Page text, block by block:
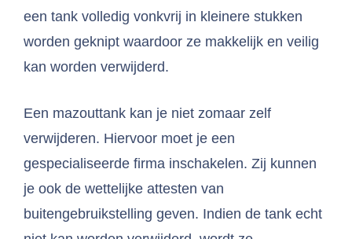
een tank volledig vonkvrij in kleinere stukken
worden geknipt waardoor ze makkelijk en veilig
kan worden verwijderd.
Een mazouttank kan je niet zomaar zelf
verwijderen. Hiervoor moet je een
gespecialiseerde firma inschakelen. Zij kunnen
je ook de wettelijke attesten van
buitengebruikstelling geven. Indien de tank echt